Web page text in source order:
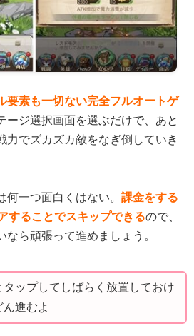
要素も一切ない完全フルオートゲ
ージ選択画面を選ぶだけで、あと
力でズカズカ敵をなぎ倒していき
一つ面白くはない。 課金をする
することでスキップできるので、
ら頑張って進めましょう。
タップしてしばらく放置しておけ
ん進むよ